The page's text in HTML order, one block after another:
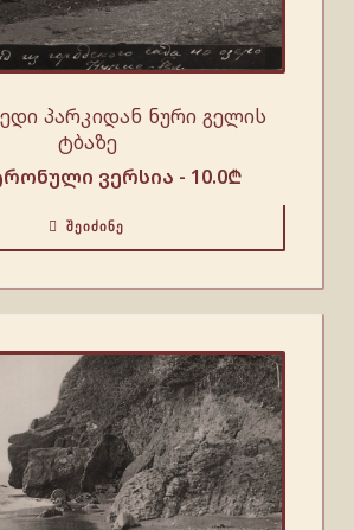
პარკიდან ნური გელის
ტბაზე
ვერსია - 10.0₾
ᲨᲔᲘᲫᲘᲜᲔ